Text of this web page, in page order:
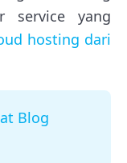
service yang
hosting dari
Blog